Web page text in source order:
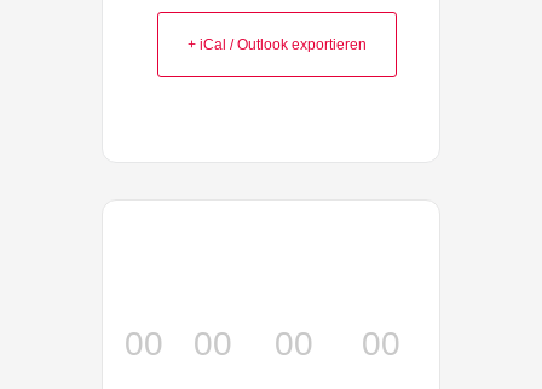
+ iCal / Outlook exportieren
00 00 00 00